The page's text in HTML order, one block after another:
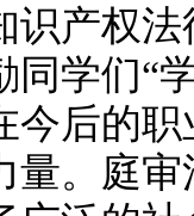
识产权
同学们“
今后的
量。庭